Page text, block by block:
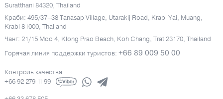
Suratthani 84320, Thailand
Краби: 495/37–38 Tanasap Village, Utarakij Road, Krabi Yai, Muang,
Krabi 81000, Thailand
Чанг: 21/15 Moo 4, Klong Prao Beach, Koh Chang, Trat 23170, Thailand
Горячая линия поддержки туристов: +66 89 009 50 00
Контроль качества
+66 92 279 11 99